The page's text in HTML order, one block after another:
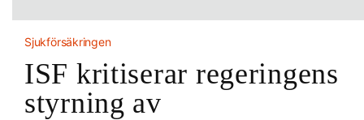
Sjukförsäkringen
ISF kritiserar regeringens
styrning av